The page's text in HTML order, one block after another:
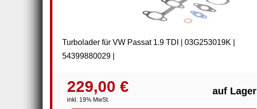
Turbolader für VW Passat 1.9 TDI | 03G253019K |
54399880029 |
229,00 €
inkl. 19% MwSt.
auf Lager